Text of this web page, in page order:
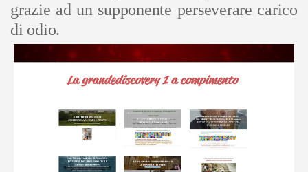
grazie ad un supponente perseverare carico
di odio.